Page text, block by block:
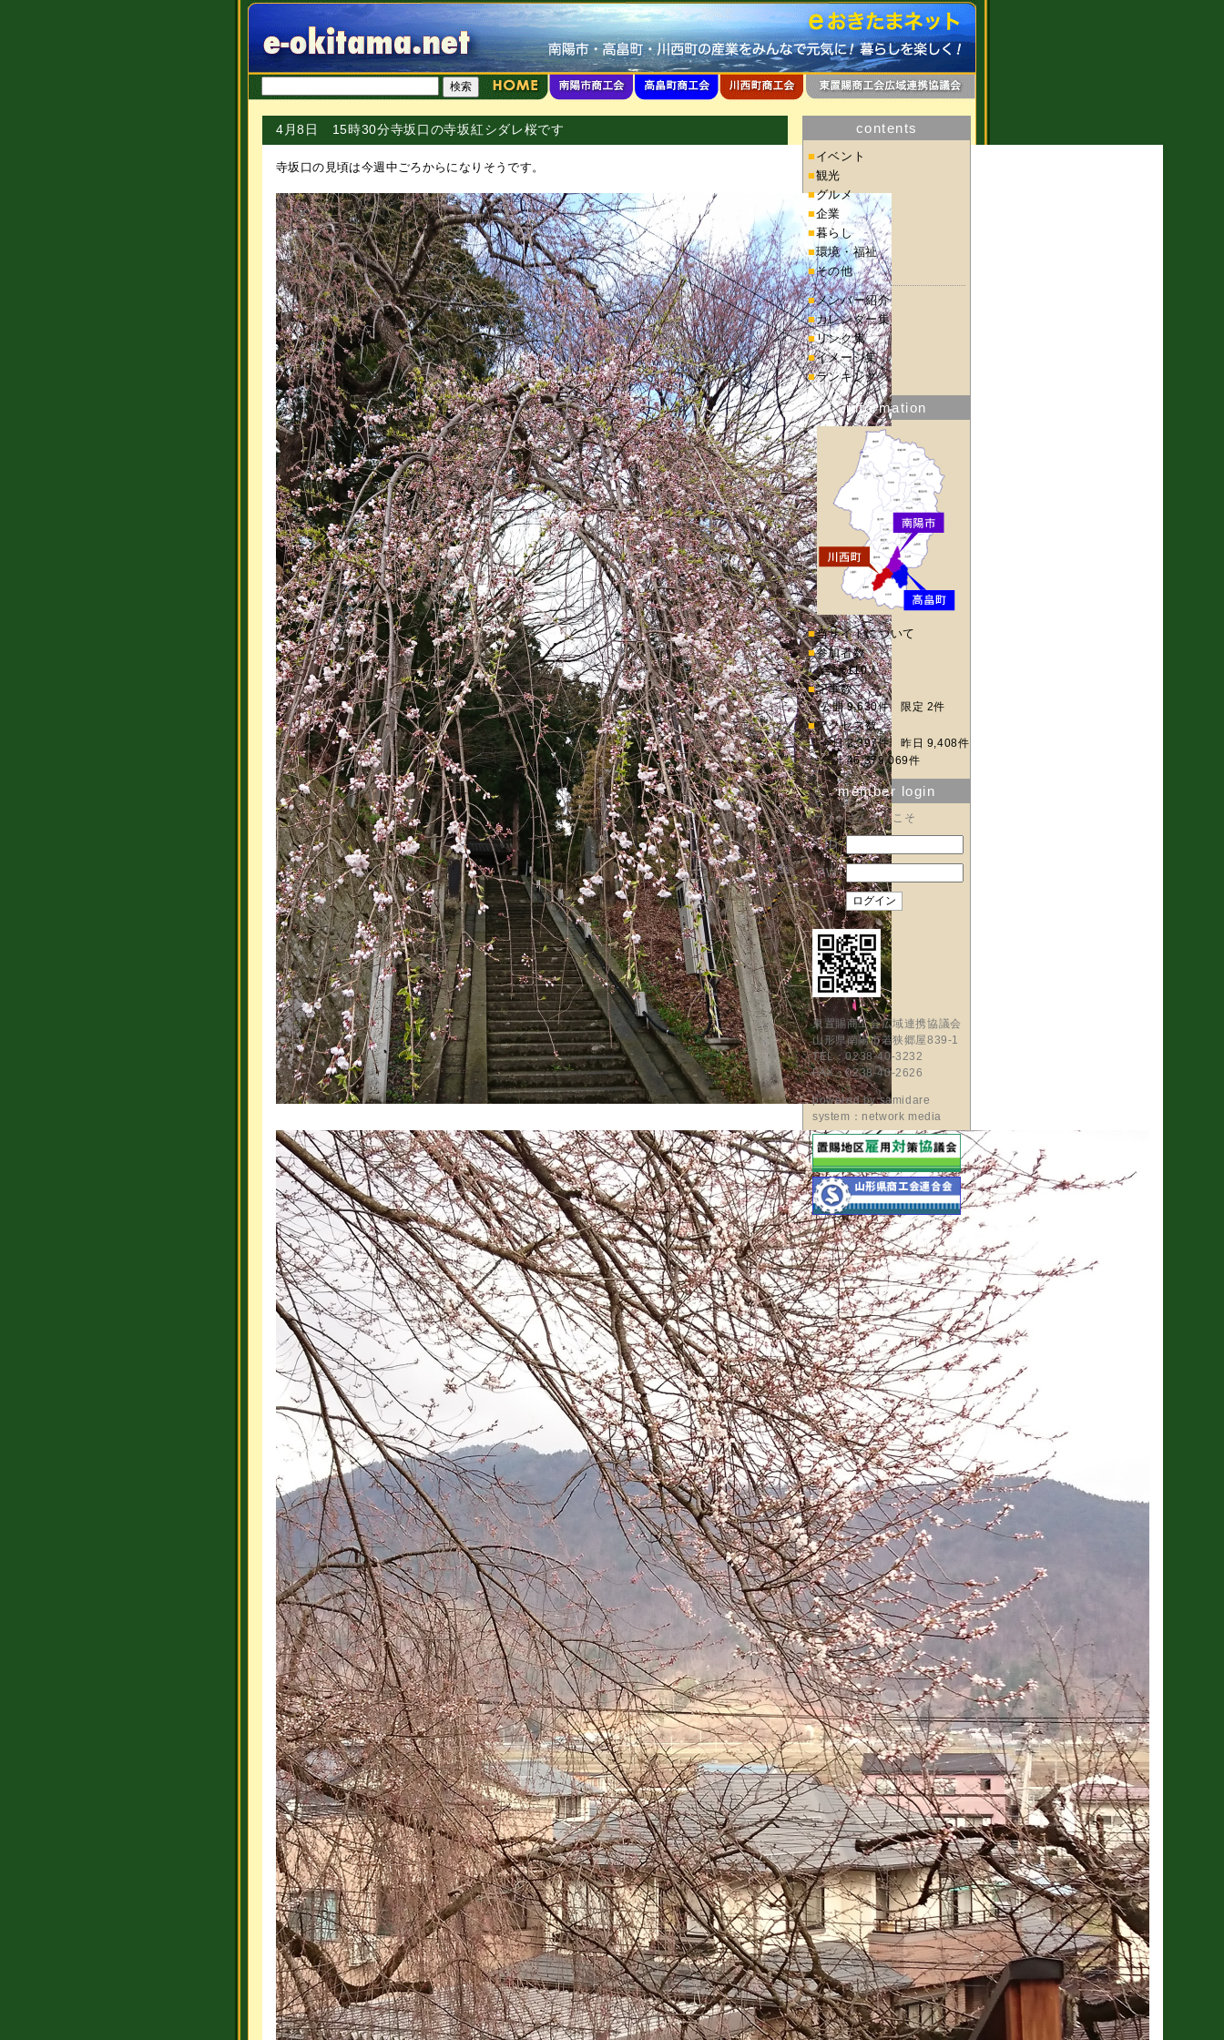
4月8日 15時30分寺坂口の寺坂紅シダレ桜です
寺坂口の見頃は今週中ごろからになりそうです。
contents
■ イベント
■観光
■グルメ
■企業
■暮らし
■環境・福祉
■その他
■メンバー紹介
■カレンダー集
■リンク集
■イメージ集
■ランキング
information
■当サイトについて
■参加者数
合計 110人
■記事数
公開 9,630件 限定 2件
■アクセス数
今日 2,397件 昨日 9,408件
合計 46,379,069件
member login
ゲストさんようこそ
ID
PW
東置賜商工会広域連携協議会
山形県南陽市若狭郷屋839-1
TEL：0238-40-3232
FAX：0238-40-2626
powered bysamidare
system：network media